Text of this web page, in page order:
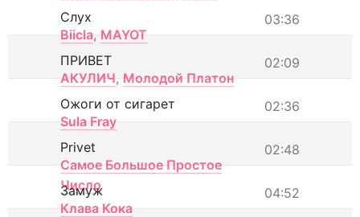
03:36
Слух
Biicla, MAYOT
02:09
ПРИВЕТ
АКУЛИЧ, Молодой Платон
02:36
Ожоги от сигарет
Sula Fray
02:48
Privet
Самое Большое Простое
Число
04:52
Замуж
Клава Кока